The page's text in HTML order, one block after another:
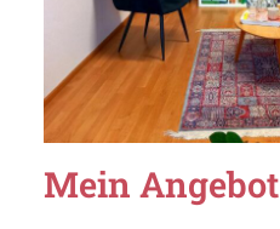
Mein Angebot